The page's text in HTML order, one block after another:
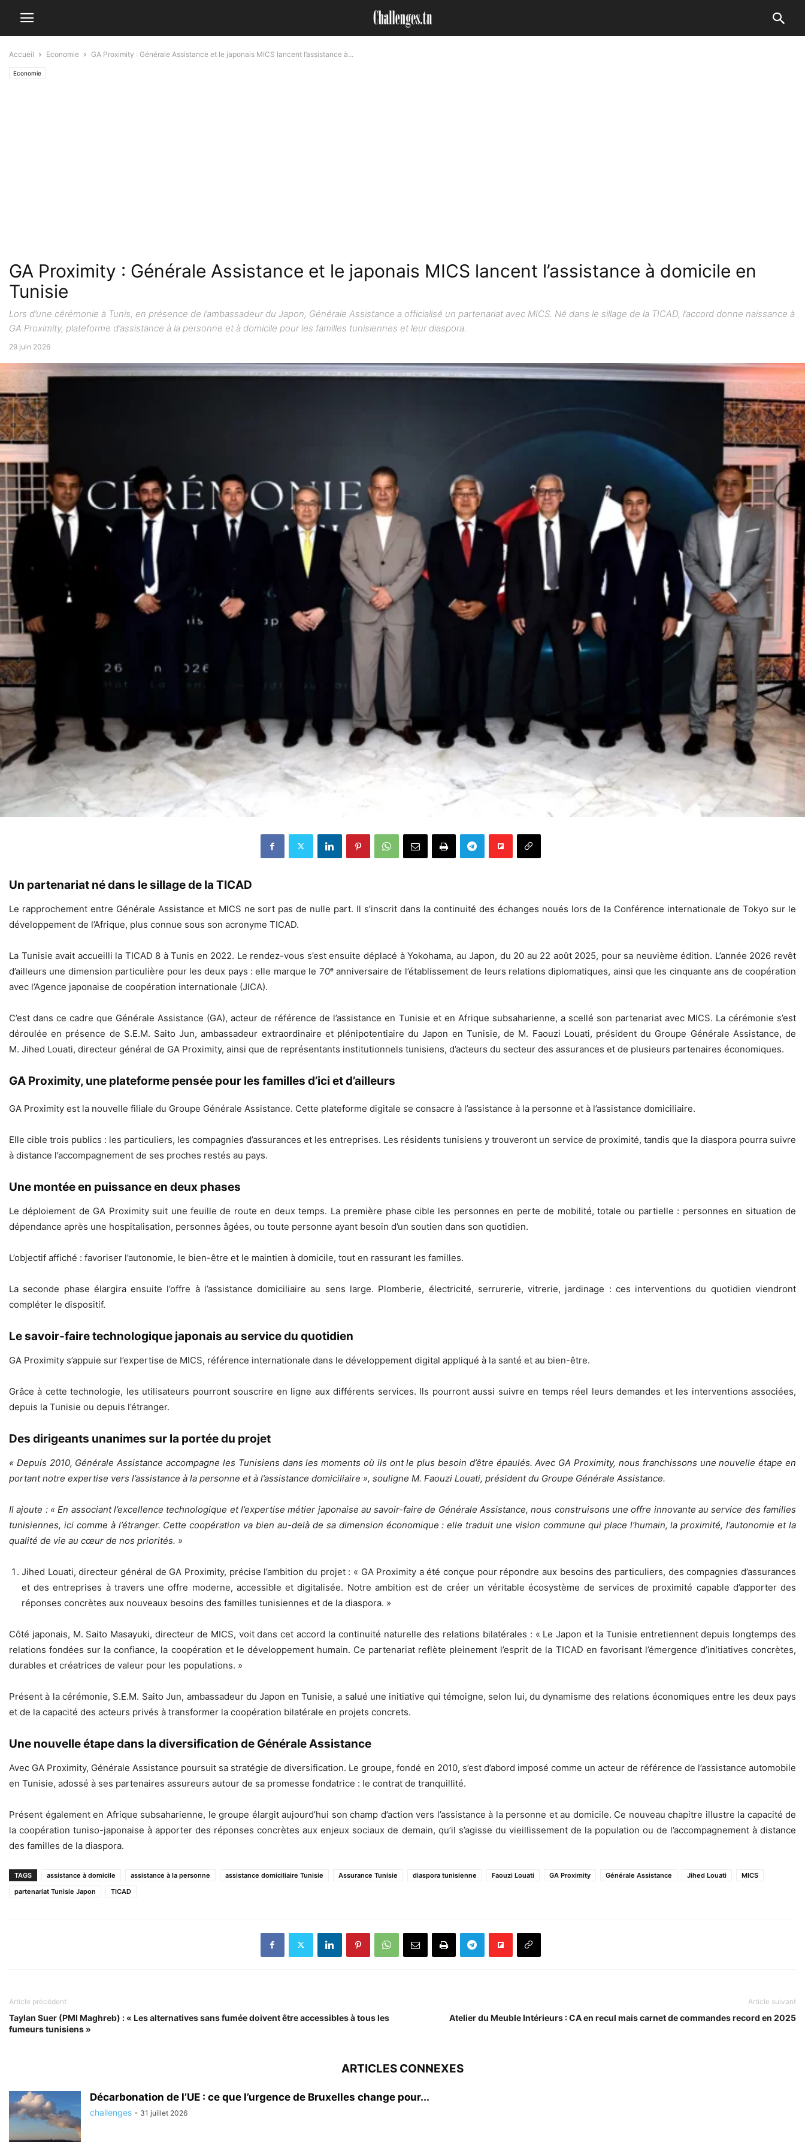
Accueil Economie GA Proximity : Générale Assistance et le japonais MICS lancent l’assistance à...
Economie
GA Proximity : Générale Assistance et le japonais MICS lancent l’assistance à domicile en
Tunisie
Lors d’une cérémonie à Tunis, en présence de l’ambassadeur du Japon, Générale Assistance a officialisé un partenariat avec MICS. Né dans le sillage de la TICAD, l’accord donne naissance à
GA Proximity, plateforme d’assistance à la personne et à domicile pour les familles tunisiennes et leur diaspora.
29 juin 2026
Un partenariat né dans le sillage de la TICAD
Le rapprochement entre Générale Assistance et MICS ne sort pas de nulle part. Il s’inscrit dans la continuité des échanges noués lors de la Conférence internationale de Tokyo sur le
développement de l’Afrique, plus connue sous son acronyme TICAD.
La Tunisie avait accueilli la TICAD 8 à Tunis en 2022. Le rendez-vous s’est ensuite déplacé à Yokohama, au Japon, du 20 au 22 août 2025, pour sa neuvième édition. L’année 2026 revêt
d’ailleurs une dimension particulière pour les deux pays : elle marque le 70ᵉ anniversaire de l’établissement de leurs relations diplomatiques, ainsi que les cinquante ans de coopération
avec l’Agence japonaise de coopération internationale (JICA).
C’est dans ce cadre que Générale Assistance (GA), acteur de référence de l’assistance en Tunisie et en Afrique subsaharienne, a scellé son partenariat avec MICS. La cérémonie s’est
déroulée en présence de S.E.M. Saito Jun, ambassadeur extraordinaire et plénipotentiaire du Japon en Tunisie, de M. Faouzi Louati, président du Groupe Générale Assistance, de
M. Jihed Louati, directeur général de GA Proximity, ainsi que de représentants institutionnels tunisiens, d’acteurs du secteur des assurances et de plusieurs partenaires économiques.
GA Proximity, une plateforme pensée pour les familles d’ici et d’ailleurs
GA Proximity est la nouvelle filiale du Groupe Générale Assistance. Cette plateforme digitale se consacre à l’assistance à la personne et à l’assistance domiciliaire.
Elle cible trois publics : les particuliers, les compagnies d’assurances et les entreprises. Les résidents tunisiens y trouveront un service de proximité, tandis que la diaspora pourra suivre
à distance l’accompagnement de ses proches restés au pays.
Une montée en puissance en deux phases
Le déploiement de GA Proximity suit une feuille de route en deux temps. La première phase cible les personnes en perte de mobilité, totale ou partielle : personnes en situation de
dépendance après une hospitalisation, personnes âgées, ou toute personne ayant besoin d’un soutien dans son quotidien.
L’objectif affiché : favoriser l’autonomie, le bien-être et le maintien à domicile, tout en rassurant les familles.
La seconde phase élargira ensuite l’offre à l’assistance domiciliaire au sens large. Plomberie, électricité, serrurerie, vitrerie, jardinage : ces interventions du quotidien viendront
compléter le dispositif.
Le savoir-faire technologique japonais au service du quotidien
GA Proximity s’appuie sur l’expertise de MICS, référence internationale dans le développement digital appliqué à la santé et au bien-être.
Grâce à cette technologie, les utilisateurs pourront souscrire en ligne aux différents services. Ils pourront aussi suivre en temps réel leurs demandes et les interventions associées,
depuis la Tunisie ou depuis l’étranger.
Des dirigeants unanimes sur la portée du projet
« Depuis 2010, Générale Assistance accompagne les Tunisiens dans les moments où ils ont le plus besoin d’être épaulés. Avec GA Proximity, nous franchissons une nouvelle étape en
portant notre expertise vers l’assistance à la personne et à l’assistance domiciliaire », souligne M. Faouzi Louati, président du Groupe Générale Assistance.
Il ajoute : « En associant l’excellence technologique et l’expertise métier japonaise au savoir-faire de Générale Assistance, nous construisons une offre innovante au service des familles
tunisiennes, ici comme à l’étranger. Cette coopération va bien au-delà de sa dimension économique : elle traduit une vision commune qui place l’humain, la proximité, l’autonomie et la
qualité de vie au cœur de nos priorités. »
Jihed Louati, directeur général de GA Proximity, précise l’ambition du projet : « GA Proximity a été conçue pour répondre aux besoins des particuliers, des compagnies d’assurances
et des entreprises à travers une offre moderne, accessible et digitalisée. Notre ambition est de créer un véritable écosystème de services de proximité capable d’apporter des
réponses concrètes aux nouveaux besoins des familles tunisiennes et de la diaspora. »
Côté japonais, M. Saito Masayuki, directeur de MICS, voit dans cet accord la continuité naturelle des relations bilatérales : « Le Japon et la Tunisie entretiennent depuis longtemps des
relations fondées sur la confiance, la coopération et le développement humain. Ce partenariat reflète pleinement l’esprit de la TICAD en favorisant l’émergence d’initiatives concrètes,
durables et créatrices de valeur pour les populations. »
Présent à la cérémonie, S.E.M. Saito Jun, ambassadeur du Japon en Tunisie, a salué une initiative qui témoigne, selon lui, du dynamisme des relations économiques entre les deux pays
et de la capacité des acteurs privés à transformer la coopération bilatérale en projets concrets.
Une nouvelle étape dans la diversification de Générale Assistance
Avec GA Proximity, Générale Assistance poursuit sa stratégie de diversification. Le groupe, fondé en 2010, s’est d’abord imposé comme un acteur de référence de l’assistance automobile
en Tunisie, adossé à ses partenaires assureurs autour de sa promesse fondatrice : le contrat de tranquillité.
Présent également en Afrique subsaharienne, le groupe élargit aujourd’hui son champ d’action vers l’assistance à la personne et au domicile. Ce nouveau chapitre illustre la capacité de
la coopération tuniso-japonaise à apporter des réponses concrètes aux enjeux sociaux de demain, qu’il s’agisse du vieillissement de la population ou de l’accompagnement à distance
des familles de la diaspora.
TAGS assistance à domicile assistance à la personne assistance domiciliaire Tunisie Assurance Tunisie diaspora tunisienne Faouzi Louati GA Proximity Générale Assistance Jihed Louati
MICS
partenariat Tunisie Japon
TICAD
Article précédent
Taylan Suer (PMI Maghreb) : « Les alternatives sans fumée doivent être accessibles à tous les
fumeurs tunisiens »
Article suivant
Atelier du Meuble Intérieurs : CA en recul mais carnet de commandes record en 2025
ARTICLES CONNEXES
Décarbonation de l’UE : ce que l’urgence de Bruxelles change pour...
challenges - 31 juillet 2026